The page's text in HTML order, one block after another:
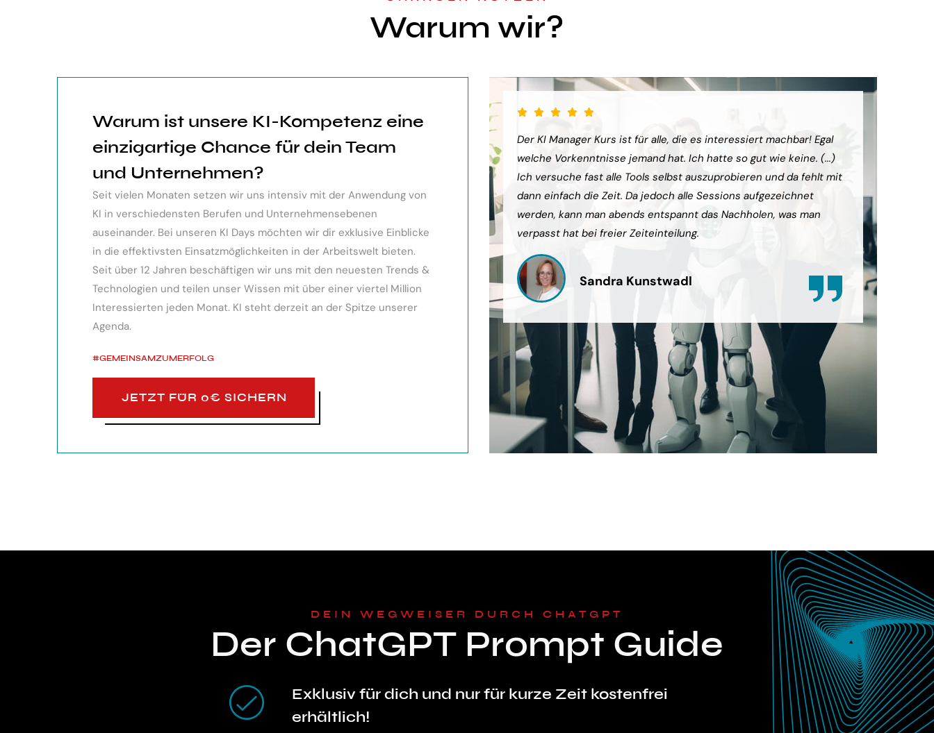
Warum wir?
Warum ist unsere KI-Kompetenz eine
einzigartige Chance für dein Team
und Unternehmen?
Seit vielen Monaten setzen wir uns intensiv mit der Anwendung von
KI in verschiedensten Berufen und Unternehmensebenen
auseinander. Bei unseren KI Days möchten wir dir exklusive Einblicke
in die effektivsten Einsatzmöglichkeiten in der Arbeitswelt bieten.
Seit über 12 Jahren beschäftigen wir uns mit den neuesten Trends &
Technologien und teilen unser Wissen mit über einer viertel Million
Interessierten jeden Monat. KI steht derzeit an der Spitze unserer
Agenda.
#GEMEINSAMZUMERFOLG
JETZT FÜR 0€ SICHERN
Der KI Manager Lehrgang hat mich sehr weiter gebracht. Ein toller
Überblick über alles, was es bereits gibt, mit kleinem Ausblick.
Besonders toll: Auf alle Fragen wurde eingegangen, teilweise
wurden für spezielle Probleme noch Anleitungen zum Download
bereitgestellt.
Monika Vietz
Der KI Manager Kurs ist für alle, die es interessiert machbar! Egal
welche Vorkenntnisse jemand hat. Ich hatte so gut wie keine. (...)
Ich versuche fast alle Tools selbst auszuprobieren und da fehlt mit
dann einfach die Zeit. Da jedoch alle Sessions aufgezeichnet
werden, kann man abends entspannt das Nachholen, was man
verpasst hat bei freier Zeiteinteilung.
Sandra Kunstwadl
DEIN WEGWEISER DURCH CHATGPT
Der ChatGPT Prompt Guide
Exklusiv für dich und nur für kurze Zeit kostenfrei
erhältlich!